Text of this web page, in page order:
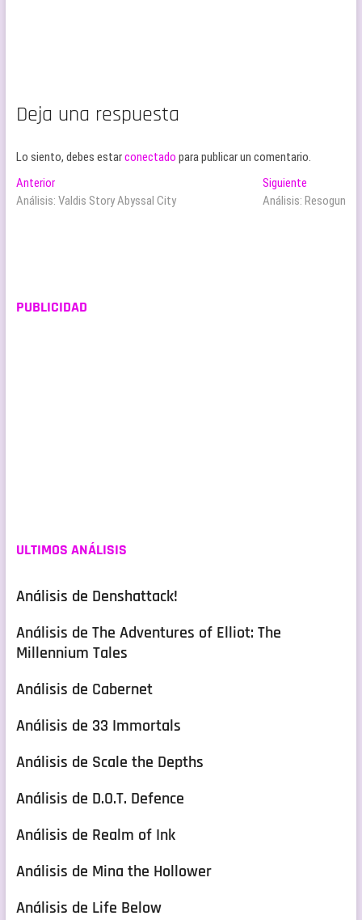
Deja una respuesta
Lo siento, debes estarconectado para publicar un comentario.
Navegación
de
AnteriorEntrada
anterior:
Análisis: Valdis Story Abyssal City
Siguiente
siguiente:
Análisis: Resogun
PUBLICIDAD
ULTIMOS ANÁLISIS
Análisis de Denshattack!
Análisis de The Adventures of Elliot: The
Millennium Tales
Análisis de Cabernet
Análisis de 33 Immortals
Análisis de Scale the Depths
Análisis de D.O.T. Defence
Análisis de Realm of Ink
Análisis de Mina the Hollower
Análisis de Life Below